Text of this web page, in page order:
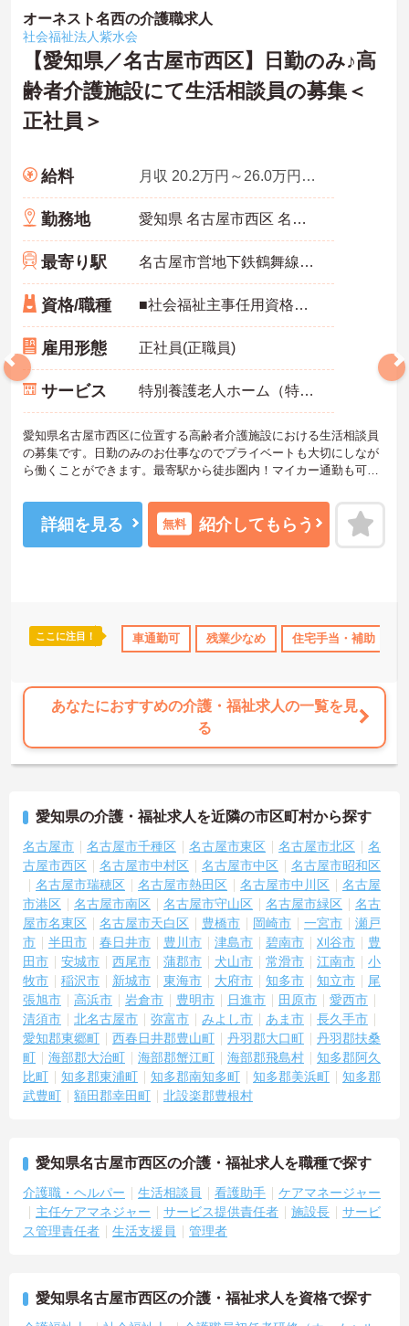
研修制度あり 産休･育休･介護休暇取得実績あり 社会保険完備
オーネスト名西の介護職求人
社会福祉法人紫水会
【愛知県／名古屋市西区】日勤のみ♪高
齢者介護施設にて生活相談員の募集＜
正社員＞
給料 月収 20.2万円～26.0万円程度
勤務地 愛知県 名古屋市西区 名西2丁目38-52
最寄り駅 名古屋市営地下鉄鶴舞線「浄心駅」徒歩14分
資格/職種 ■社会福祉主事任用資格、社会福祉士、介護福祉士、介護支援専門員のいずれか ■経験者優遇
雇用形態 正社員(正職員)
サービス 特別養護老人ホーム（特養）
愛知県名古屋市西区に位置する高齢者介護施設における生活相談員
の募集です。日勤のみのお仕事なのでプライベートも大切にしなが
ら働くことができます。最寄駅から徒歩圏内！マイカー通勤も可能
お話しいたしますのでお気軽にご相談ください！
詳細を見る 無料 紹介してもらう
ここに注目！ 車通勤可 残業少なめ 住宅手当・補助
あなたにおすすめの介護・福祉求人の一覧を見
る
愛知県の介護・福祉求人を近隣の市区町村から探す
名古屋市 名古屋市千種区 名古屋市東区 名古屋市北区
名
古屋市西区
名古屋市中村区 名古屋市中区
名古屋市昭和区
名古屋市瑞穂区
名古屋市熱田区 名古屋市中川区
名古屋
市港区
名古屋市南区 名古屋市守山区 名古屋市緑区
名古
屋市名東区
名古屋市天白区 豊橋市 岡崎市 一宮市
瀬戸
市
半田市 春日井市 豊川市 津島市 碧南市 刈谷市
豊
田市
安城市 西尾市 蒲郡市 犬山市 常滑市 江南市
小
牧市
稲沢市 新城市 東海市 大府市 知多市 知立市
尾
張旭市
高浜市 岩倉市 豊明市 日進市 田原市
愛西市
清須市
北名古屋市 弥富市 みよし市 あま市
長久手市
愛知郡東郷町
西春日井郡豊山町 丹羽郡大口町
丹羽郡扶桑
町
海部郡大治町 海部郡蟹江町 海部郡飛島村
知多郡阿久
比町
知多郡東浦町 知多郡南知多町 知多郡美浜町
知多郡
武豊町
額田郡幸田町 北設楽郡豊根村
愛知県名古屋市西区の介護・福祉求人を職種で探す
介護職・ヘルパー 生活相談員 看護助手
ケアマネージャー
主任ケアマネジャー
サービス提供責任者 施設長
サービ
ス管理責任者
生活支援員 管理者
愛知県名古屋市西区の介護・福祉求人を資格で探す